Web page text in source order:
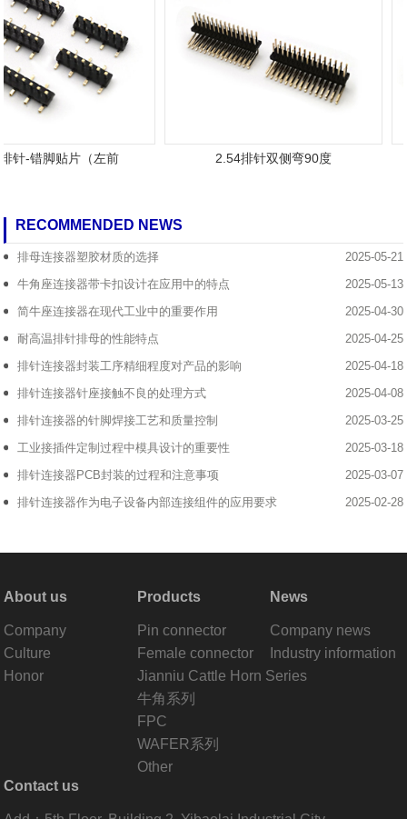
针-错脚贴片（左前 2.54排针双侧弯90度
RECOMMENDED NEWS
2025-05-21
排母连接器塑胶材质的选择
2025-05-13
牛角座连接器带卡扣设计在应用中的特点
2025-04-30
简牛座连接器在现代工业中的重要作用
2025-04-25
耐高温排针排母的性能特点
2025-04-18
排针连接器封装工序精细程度对产品的影响
2025-04-08
排针连接器针座接触不良的处理方式
2025-03-25
排针连接器的针脚焊接工艺和质量控制
2025-03-18
工业接插件定制过程中模具设计的重要性
2025-03-07
排针连接器PCB封装的过程和注意事项
2025-02-28
排针连接器作为电子设备内部连接组件的应用要求
About us
Company
Culture
Honor
Products
Pin connector
Female connector
Jianniu Cattle Horn Series
牛角系列
FPC
WAFER系列
Other
News
Company news
Industry information
Contact us